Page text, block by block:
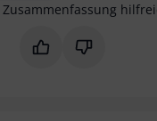
Zusammenfassung
Markieren Sie
Markieren